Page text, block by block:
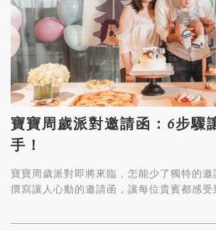
寶寶周歲派對邀請函：6步驟
手！
寶寶周歲派對即將來臨，怎能少了獨特的
撰寫讓人心動的邀請函，讓每位貴賓都感受